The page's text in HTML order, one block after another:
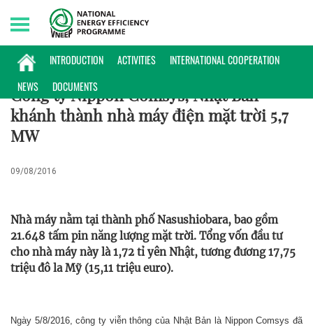
INTRODUCTION ACTIVITIES
INTERNATIONAL COOPERATION
NEWS
DOCUMENTS
Monday, 10/08/2026 | 19:59 GMT+7
PHỔ BIẾN KIẾN THỨC
Công ty Nippon Comsys, Nhật Bản
khánh thành nhà máy điện mặt trời 5,7
MW
09/08/2016
Nhà máy nằm tại thành phố Nasushiobara, bao gồm
21.648 tấm pin năng lượng mặt trời. Tổng vốn đầu tư
cho nhà máy này là 1,72 tỉ yên Nhật, tương đương 17,75
triệu đô la Mỹ (15,11 triệu euro).
Ngày 5/8/2016, công ty viễn thông của Nhật Bản là Nippon Comsys đã